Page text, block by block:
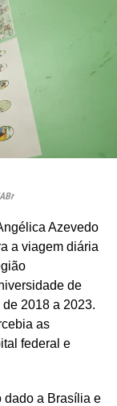
Azevedo
a viagem diária
de
2018 a 2023.
as
federal e
dado a Brasília e